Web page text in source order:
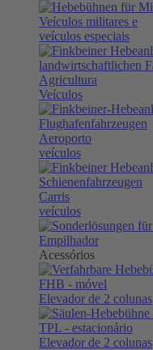
Veículos militares e
veículos especiais
Agricultura
Veículos
Aeroporto
veículos
Carris
veículos
Empilhador
Acessórios
FHB - móvel
Elevador de 2 colunas
TPL - estacionário
Elevador de 2 colunas